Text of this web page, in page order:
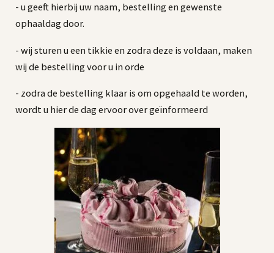
- u geeft hierbij uw naam, bestelling en gewenste
ophaaldag door.
- wij sturen u een tikkie en zodra deze is voldaan, maken
wij de bestelling voor u in orde
- zodra de bestelling klaar is om opgehaald te worden,
wordt u hier de dag ervoor over geïnformeerd